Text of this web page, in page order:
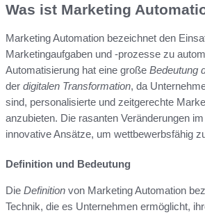
Was ist Marketing
Marketing Automation bezeichnet den
Marketingaufgaben und -prozesse zu
Automatisierung hat eine große Bedeutung
der digitalen Transformation, da
sind, personalisierte und zeitgerechte
anzubieten. Die rasanten Veränderungen
innovative Ansätze, um wettbewerbsfähig
Definition und Bedeutung
Die Definition von Marketing Automation
Technik, die es Unternehmen ermöglicht,